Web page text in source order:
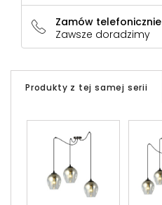
Zamów telefonicznie
Zawsze doradzimy
Produkty z tej samej serii